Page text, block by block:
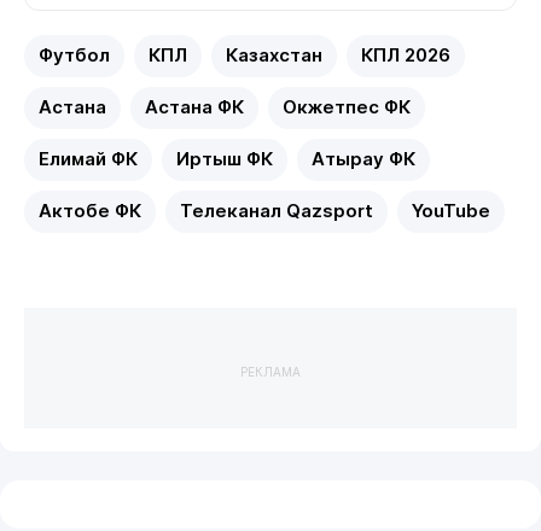
Футбол КПЛ Казахстан КПЛ 2026
Астана Астана ФК Окжетпес ФК
Елимай ФК Иртыш ФК Атырау ФК
Актобе ФК Телеканал Qazsport YouTube
РЕКЛАМА